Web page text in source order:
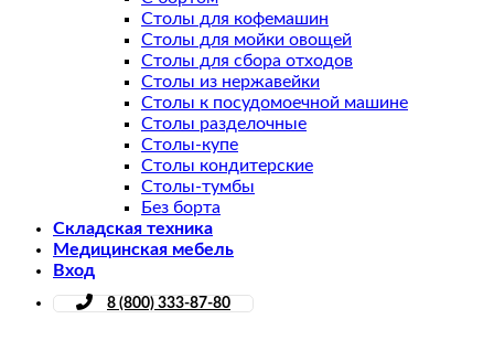
Столы для кофемашин
Столы для мойки овощей
Столы для сбора отходов
Столы из нержавейки
Столы к посудомоечной машине
Столы разделочные
Столы-купе
Столы кондитерские
Столы-тумбы
Без борта
Складская техника
Медицинская мебель
Вход
8 (800) 333-87-80